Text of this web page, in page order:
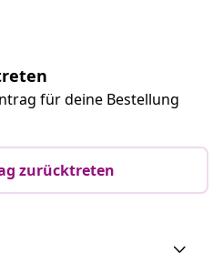
für deine Bestellung
zurücktreten